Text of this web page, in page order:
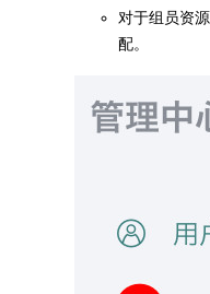
对于组员资
配。